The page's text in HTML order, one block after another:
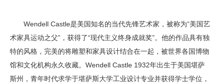
Wendell Castle是美国知名的当代先锋艺术家，被称为“美国艺
术家具运动之父”，获得了“现代主义终身成就奖”。他的作品具有独
特的风格，完美的将雕塑和家具设计结合在一起，被世界各国博物
馆和文化机构永久收藏。Wendell Castle 1932年出生于美国堪萨
斯州，青年时代求学于堪萨斯大学工业设计专业并获得学士学位，